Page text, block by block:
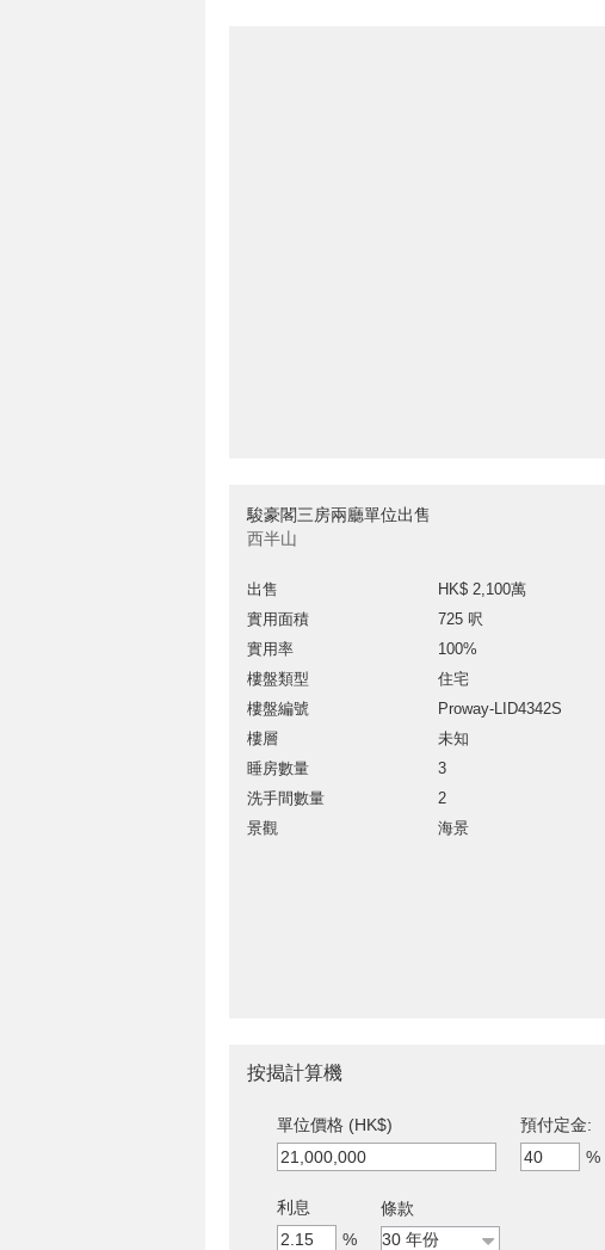
駿豪閣三房兩廳單位出售
西半山
出售
HK$ 2,100萬
實用面積
725 呎
實用率
100%
樓盤類型
住宅
樓盤編號
Proway-LID4342S
樓層
未知
睡房數量
3
洗手間數量
2
景觀
海景
按揭計算機
單位價格 (HK$)
預付定金:
%
利息
%
條款